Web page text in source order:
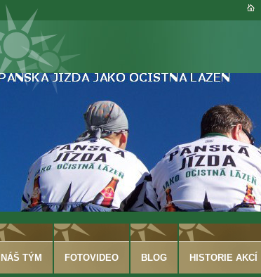
NÁŠ TÝM FOTOVIDEO BLOG HISTORIE AKCÍ